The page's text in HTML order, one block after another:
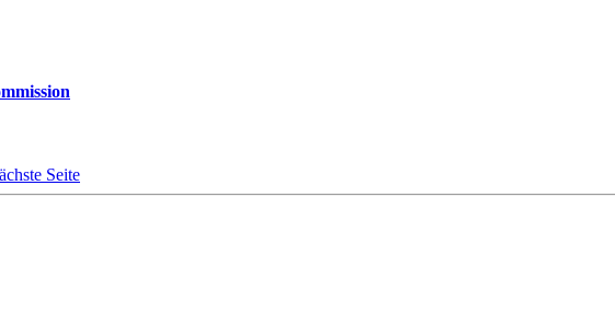
Seite